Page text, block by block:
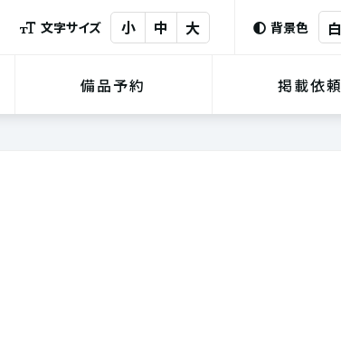
文字サイズ 小 中 大 背景色 白
備品予約 掲載依頼